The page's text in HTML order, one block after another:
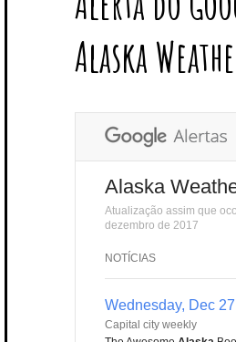
E
B
O
O
K
L
E
P
E
R
E
S
T
E
D
I
N
A
Alaska
Alaska
Atualização assim que
dezembro de 2017
NOTÍCIAS
Wednesday, Dec
Capital city weekly